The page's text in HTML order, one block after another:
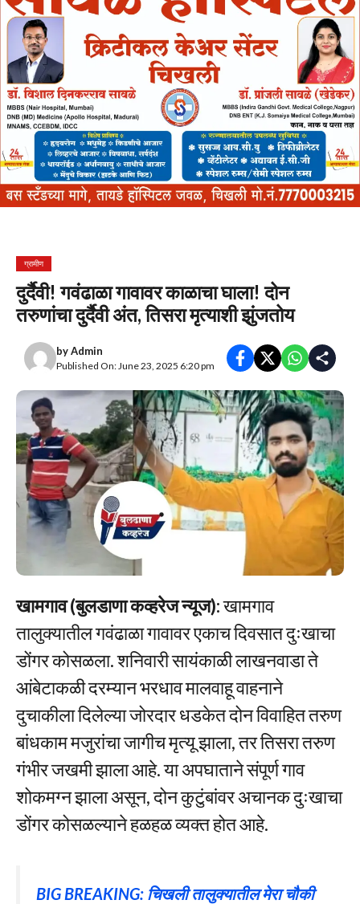
ग्रामीण
दुर्दैवी! गवंढाळा गावावर काळाचा घाला! दोन
तरुणांचा दुर्दैवी अंत, तिसरा मृत्याशी झुंजतोय
byAdmin
Published On: June 23, 2025 6:20 pm
खामगाव (बुलडाणा कव्हरेज न्यूज):खामगाव
तालुक्यातील गवंढाळा गावावर एकाच दिवसात दुःखाचा
डोंगर कोसळला. शनिवारी सायंकाळी लाखनवाडा ते
आंबेटाकळी दरम्यान भरधाव मालवाहू वाहनाने
दुचाकीला दिलेल्या जोरदार धडकेत दोन विवाहित तरुण
बांधकाम मजुरांचा जागीच मृत्यू झाला, तर तिसरा तरुण
गंभीर जखमी झाला आहे. या अपघाताने संपूर्ण गाव
शोकमग्न झाला असून, दोन कुटुंबांवर अचानक दुःखाचा
डोंगर कोसळल्याने हळहळ व्यक्त होत आहे.
BIG BREAKING: चिखली तालुक्यातील मेरा चौकी